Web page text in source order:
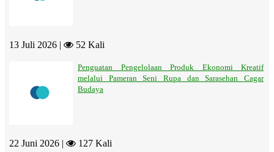
13 Juli 2026 | 52 Kali
Penguatan Pengelolaan Produk Ekonomi Kreatif
melalui Pameran Seni Rupa dan Sarasehan Cagar
Budaya
22 Juni 2026 | 127 Kali